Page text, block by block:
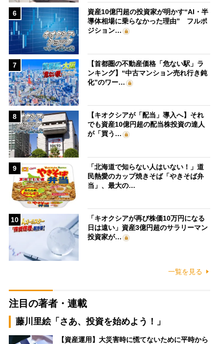
6
資産10億円超の投資家が明かす“AI・半
導体相場に乗らなかった理由” フルポ
ジション…
7
【首都圏の不動産価格「危ない駅」ラ
ンキング】“中古マンション売れ行き鈍
化”のワー…
8
【キオクシアが「配当」導入へ】それ
でも資産10億円超の配当株投資の達人
が「買う…
9
「北海道で知らない人はいない！」道
民熱愛のカップ焼きそば「やきそば弁
当」、最大の…
10
「キオクシアが再び株価10万円になる
日は遠い」資産3億円超のサラリーマン
投資家が…
一覧を見る
注目の著者・連載
藤川里絵「さあ、投資を始めよう！」
【資産運用】大災害時に慌てないために平時から